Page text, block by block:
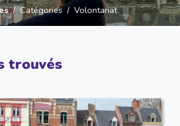
Catégories Volontariat
trouvés